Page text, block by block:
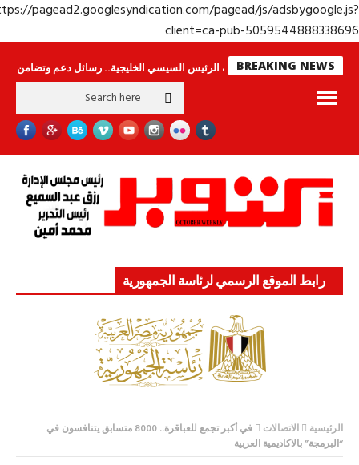
https://pagead2.googlesyndication.com/pagead/js/
client=ca-pub-
BREAKING NEWS
لا ينامون جولة الرئيس السيسي الخليجية.. رسائل دعم وتضامن للأشقاء
رابط الموقع الرسمي لرئاسة الجمهورية
الرئيسية الاتصالات
في أكبر تجمع للعباقرة.. 8000 متسابق يتنافسون في
“البرمجة” بالاكاديمية العربية